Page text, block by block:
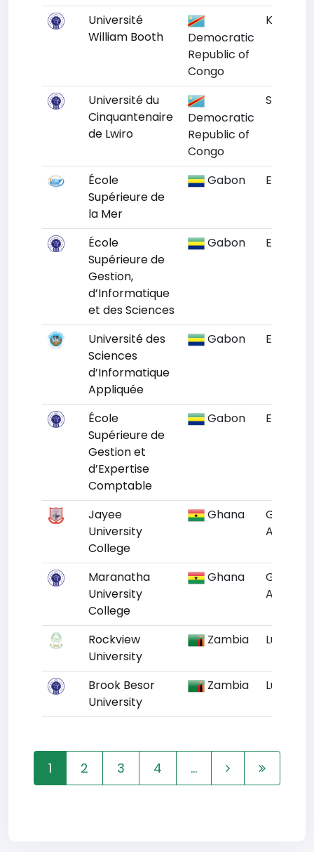
Université
William Booth
Democratic
Republic of
Congo
Kinshasa
Université du
Cinquantenaire
de Lwiro
Democratic
Republic of
Congo
South
École
Supérieure de
la Mer
Gabon Estuaire
École
Supérieure de
Gestion,
d’Informatique
et des Sciences
Gabon Estuaire
Université des
Sciences
d’Informatique
Appliquée
Gabon Estuaire
École
Supérieure de
Gestion et
d’Expertise
Comptable
Gabon Estuaire
Jayee
University
College
Ghana
Greater
Accra
Maranatha
University
College
Ghana
Greater
Accra
Rockview
University
Zambia Lusaka
Brook Besor
University
Zambia Lusaka
1 2 3 4 ...